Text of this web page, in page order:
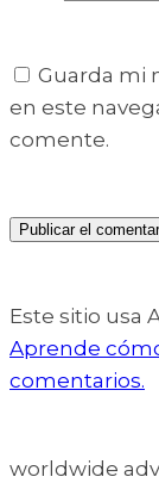
Guarda mi
en este
comente.
Este sitio usa
Aprende
comentarios.
worldwide